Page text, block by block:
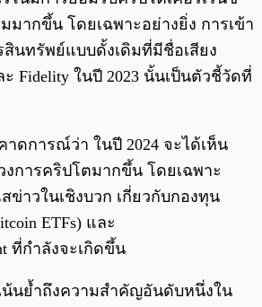
มากขึ้น โดยเฉพาะอย่างยิ่ง การเข้า
นทรัพย์แบบดั้งเดิมที่มีชื่อเสียง
ะ Fidelity ในปี 2023 นั้นเป็นตัวชี้วัดที่
าดการณ์ว่า ในปี 2024 จะได้เห็น
งการคริปโตมากขึ้น โดยเฉพาะ
ข่าวในเชิงบวก เกี่ยวกับกองทุน
ETFs) และ
ที่กำลังจะเกิดขึ้น
น้นย้ำถึงความสำคัญอันดับหนึ่งใน